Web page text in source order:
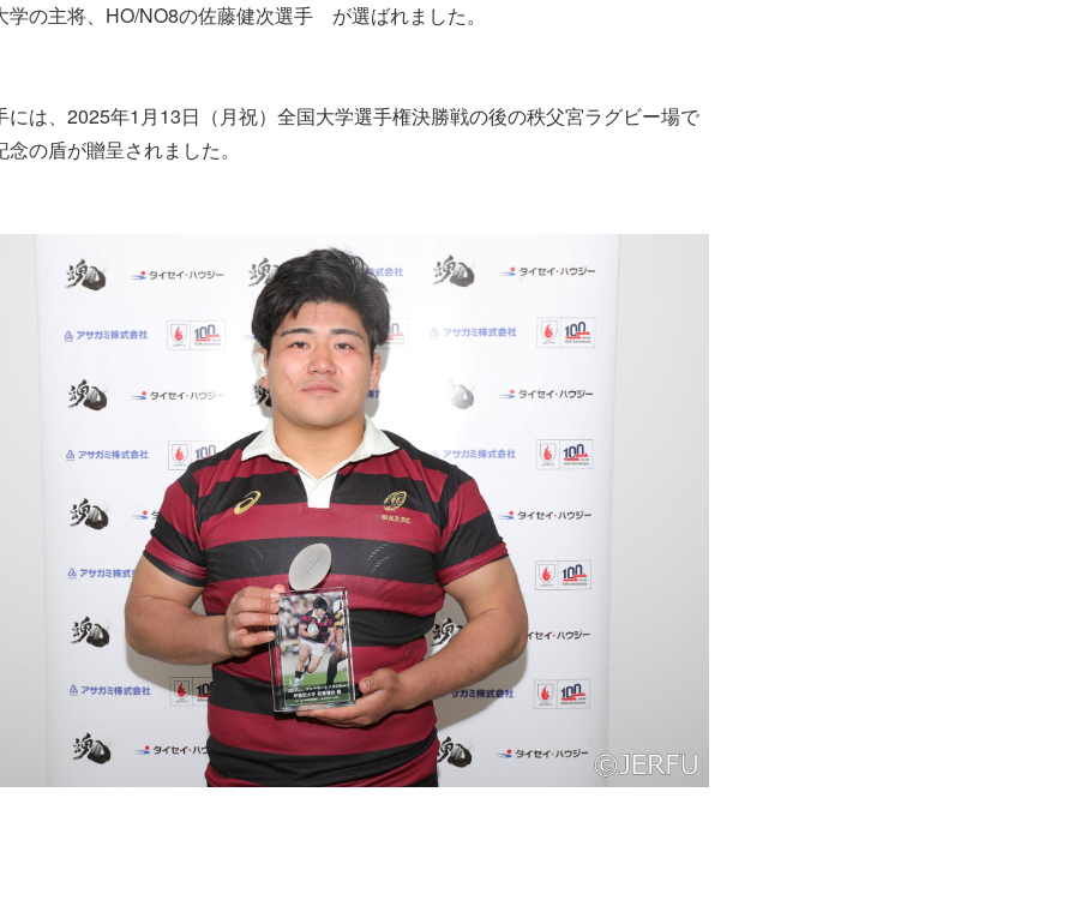
学の主将、HO/NO8の佐藤健次選手 が選ばれました。
には、2025年1月13日（月祝）全国大学選手権決勝戦の後の秩父宮ラグビー場で
念の盾が贈呈されました。